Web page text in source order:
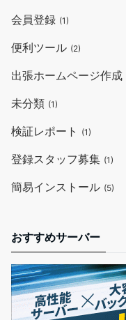
会員登録 (1)
便利ツール (2)
出張ホームページ作成
未分類 (1)
検証レポート (1)
登録スタッフ募集 (1)
簡易インストール (5)
おすすめサーバー